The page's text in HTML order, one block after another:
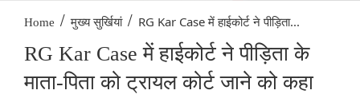
Home / मुख्य सुर्खियां / RG Kar Case में हाईकोर्ट ने पीड़िता...
RG Kar Case में हाईकोर्ट ने पीड़िता के
माता-पिता को ट्रायल कोर्ट जाने को कहा